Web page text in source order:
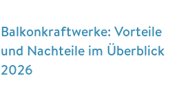
Balkonkraftwerke: Vorteile
und Nachteile im Überblick
2026